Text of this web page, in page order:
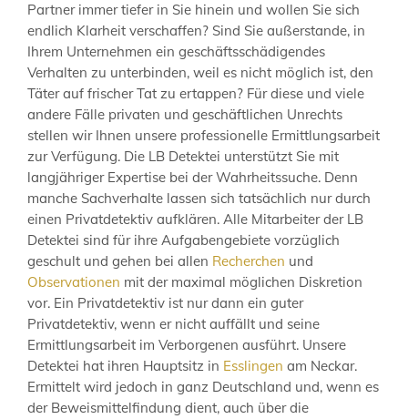
Partner immer tiefer in Sie hinein und wollen Sie sich
endlich Klarheit verschaffen? Sind Sie außerstande, in
Ihrem Unternehmen ein geschäftsschädigendes
Verhalten zu unterbinden, weil es nicht möglich ist, den
Täter auf frischer Tat zu ertappen? Für diese und viele
andere Fälle privaten und geschäftlichen Unrechts
stellen wir Ihnen unsere professionelle Ermittlungsarbeit
zur Verfügung. Die LB Detektei unterstützt Sie mit
langjähriger Expertise bei der Wahrheitssuche. Denn
manche Sachverhalte lassen sich tatsächlich nur durch
einen Privatdetektiv aufklären. Alle Mitarbeiter der LB
Detektei sind für ihre Aufgabengebiete vorzüglich
geschult und gehen bei allen Recherchen und
Observationen mit der maximal möglichen Diskretion
vor. Ein Privatdetektiv ist nur dann ein guter
Privatdetektiv, wenn er nicht auffällt und seine
Ermittlungsarbeit im Verborgenen ausführt. Unsere
Detektei hat ihren Hauptsitz in Esslingen am Neckar.
Ermittelt wird jedoch in ganz Deutschland und, wenn es
der Beweismittelfindung dient, auch über die